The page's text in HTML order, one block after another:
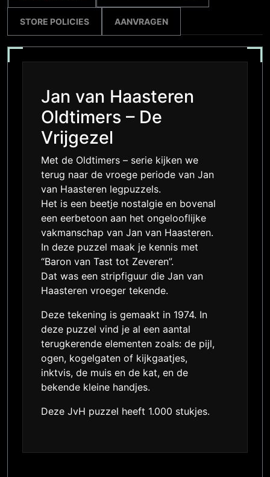
STORE POLICIES AANVRAGEN
Jan van Haasteren
Oldtimers – De
Vrijgezel
Met de Oldtimers – serie kijken we
terug naar de vroege periode van Jan
van Haasteren legpuzzels.
Het is een beetje nostalgie en bovenal
een eerbetoon aan het ongelooflijke
vakmanschap van Jan van Haasteren.
In deze puzzel maak je kennis met
“Baron van Tast tot Zeveren”.
Dat was een stripfiguur die Jan van
Haasteren vroeger tekende.
Deze tekening is gemaakt in 1974. In
deze puzzel vind je al een aantal
terugkerende elementen zoals: de pijl,
ogen, kogelgaten of kijkgaatjes,
inktvis, de muis en de kat, en de
bekende kleine handjes.
Deze JvH puzzel heeft 1.000 stukjes.